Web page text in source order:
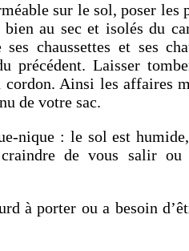
sur le sol, poser les
bien au sec et isolés du
chaussettes et ses
précédent. Laisser
Ainsi les affaires
de votre sac.
nique : le sol est
de vous salir ou
à porter ou a besoin